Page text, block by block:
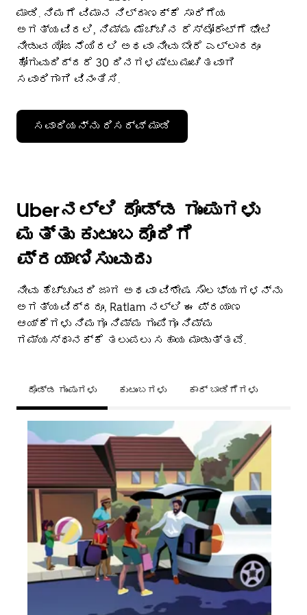
ಮಾಡಿ. ನಿಮಗೆ ವಿಮಾನ ನಿಲ್ದಾಣಕ್ಕೆ ಸಾರಿಗೆಯ
ಅಗತ್ಯವಿರಲಿ, ನಿಮ್ಮ ಮೆಚ್ಚಿನ ರೆಸ್ಟೋರೆಂಟ್‌ಗೆ ಭೇಟಿ
ನೀಡುವ ಯೋಜನೆಯಿರಲಿ ಅಥವಾ ನೀವು ಬೇರೆ ಎಲ್ಲಾದರೂ
ಹೋಗುವುದಿದ್ದರೆ 30 ದಿನಗಳಷ್ಟು ಮುಂಚಿತವಾಗಿ
ಸವಾರಿಗಾಗಿ ವಿನಂತಿಸಿ.
ಸವಾರಿಯನ್ನು ರಿಸರ್ವ್ ಮಾಡಿ
Uberನಲ್ಲಿ ದೊಡ್ಡ ಗುಂಪುಗಳು
ಮತ್ತು ಕುಟುಂಬದೊಂದಿಗೆ
ಪ್ರಯಾಣಿಸುವುದು
ನೀವು ಹೆಚ್ಚುವರಿ ಜಾಗ ಅಥವಾ ವಿಶೇಷ ಸೌಲಭ್ಯಗಳನ್ನು
ಅಗತ್ಯವಿದ್ದರೂ, Ratlam ನಲ್ಲಿ ಈ ಪ್ರಯಾಣ
ಆಯ್ಕೆಗಳು ನಿಮಗೂ ನಿಮ್ಮ ಗುಂಪಿಗೂ ನಿಮ್ಮ
ಗಮ್ಯಸ್ಥಾನಕ್ಕೆ ತಲುಪಲು ಸಹಾಯ ಮಾಡುತ್ತವೆ.
ದೊಡ್ಡ ಗುಂಪುಗಳು ಕುಟುಂಬಗಳು ಕಾರ್ ಬಾಡಿಗೆಗಳು